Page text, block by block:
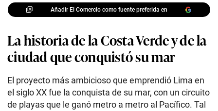
Añadir El Comercio como fuente preferida en
La historia de la Costa Verde y de la
ciudad que conquistó su mar
El proyecto más ambicioso que emprendió Lima en
el siglo XX fue la conquista de su mar, con un circuito
de playas que le ganó metro a metro al Pacífico. Tal